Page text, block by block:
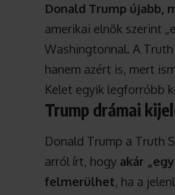
Donald Trump újabb,
amerikai elnök szerint
Washingtonnal. A
hanem azért is, mert
Kelet egyik legforróbb
Trump drámai
Donald Trump a Truth
arról írt, hogy akár
felmerülhet, ha a